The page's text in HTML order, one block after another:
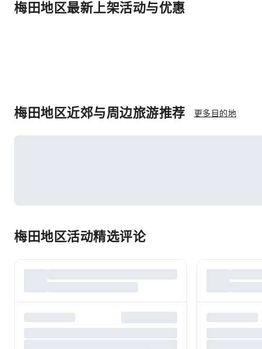
梅田地区最新上架活动与优惠
梅田地区近郊与周边旅游推荐 更多目的地
梅田地区活动精选评论